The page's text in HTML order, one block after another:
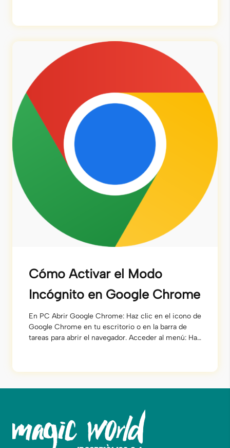
adquisición de vehículos eléctricos “enchufables” y
Cómo Activar el Modo
Incógnito en Google Chrome
En PC Abrir Google Chrome: Haz clic en el icono de
Google Chrome en tu escritorio o en la barra de
tareas para abrir el navegador. Acceder al menú: Haz
navegador. Seleccionar “Nueva ventana de